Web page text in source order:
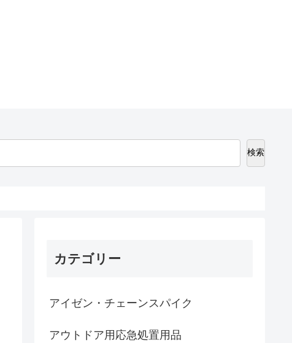
検索
カテゴリー
アイゼン・チェーンスパイク
アウトドア用応急処置用品